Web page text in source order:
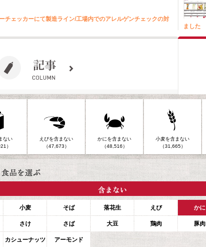
チェッカーにて製造ライン/工場内でのアレルゲンチェックの対
ました
ない
）
えびを含まない
（47,673）
かにを含まない
（48,516）
小麦を含まない
（31,665）
小麦 そば 落花生 えび かに
さけ さば 大豆 鶏肉 豚肉
カシューナッツ アーモンド